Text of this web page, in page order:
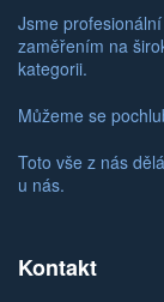
Jsme
zaměřením na
kategorii.
Můžeme se
Toto vše z nás
u nás.
Kontakt